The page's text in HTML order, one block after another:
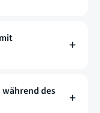
während des